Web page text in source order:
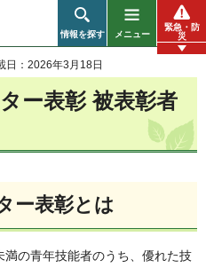
情報を探す メニュー
緊急・防
災
日：2026年3月18日
ー表彰 被表彰者
ー表彰とは
の青年技能者のうち、優れた技